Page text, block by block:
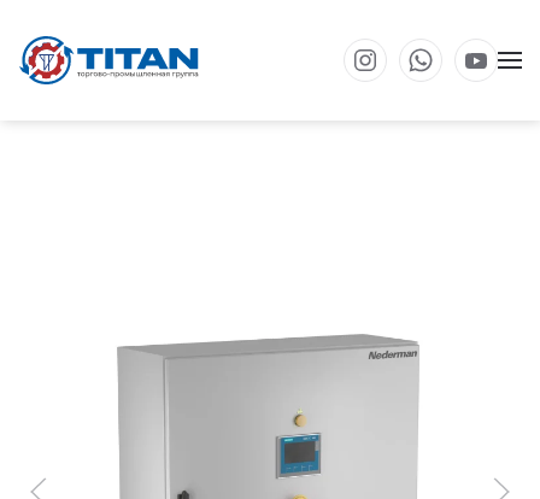
Перейти к основному содержанию